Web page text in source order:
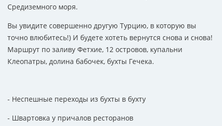
Средиземного моря.
Вы увидите совершенно другую Турцию, в которую вы
точно влюбитесь!) И будете хотеть вернутся снова и снова!
Маршрут по заливу Фетхие, 12 островов, купальни
Клеопатры, долина бабочек, бухты Гечека.
- Неспешные переходы из бухты в бухту
- Швартовка у причалов ресторанов